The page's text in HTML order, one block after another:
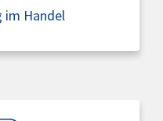
im Handel